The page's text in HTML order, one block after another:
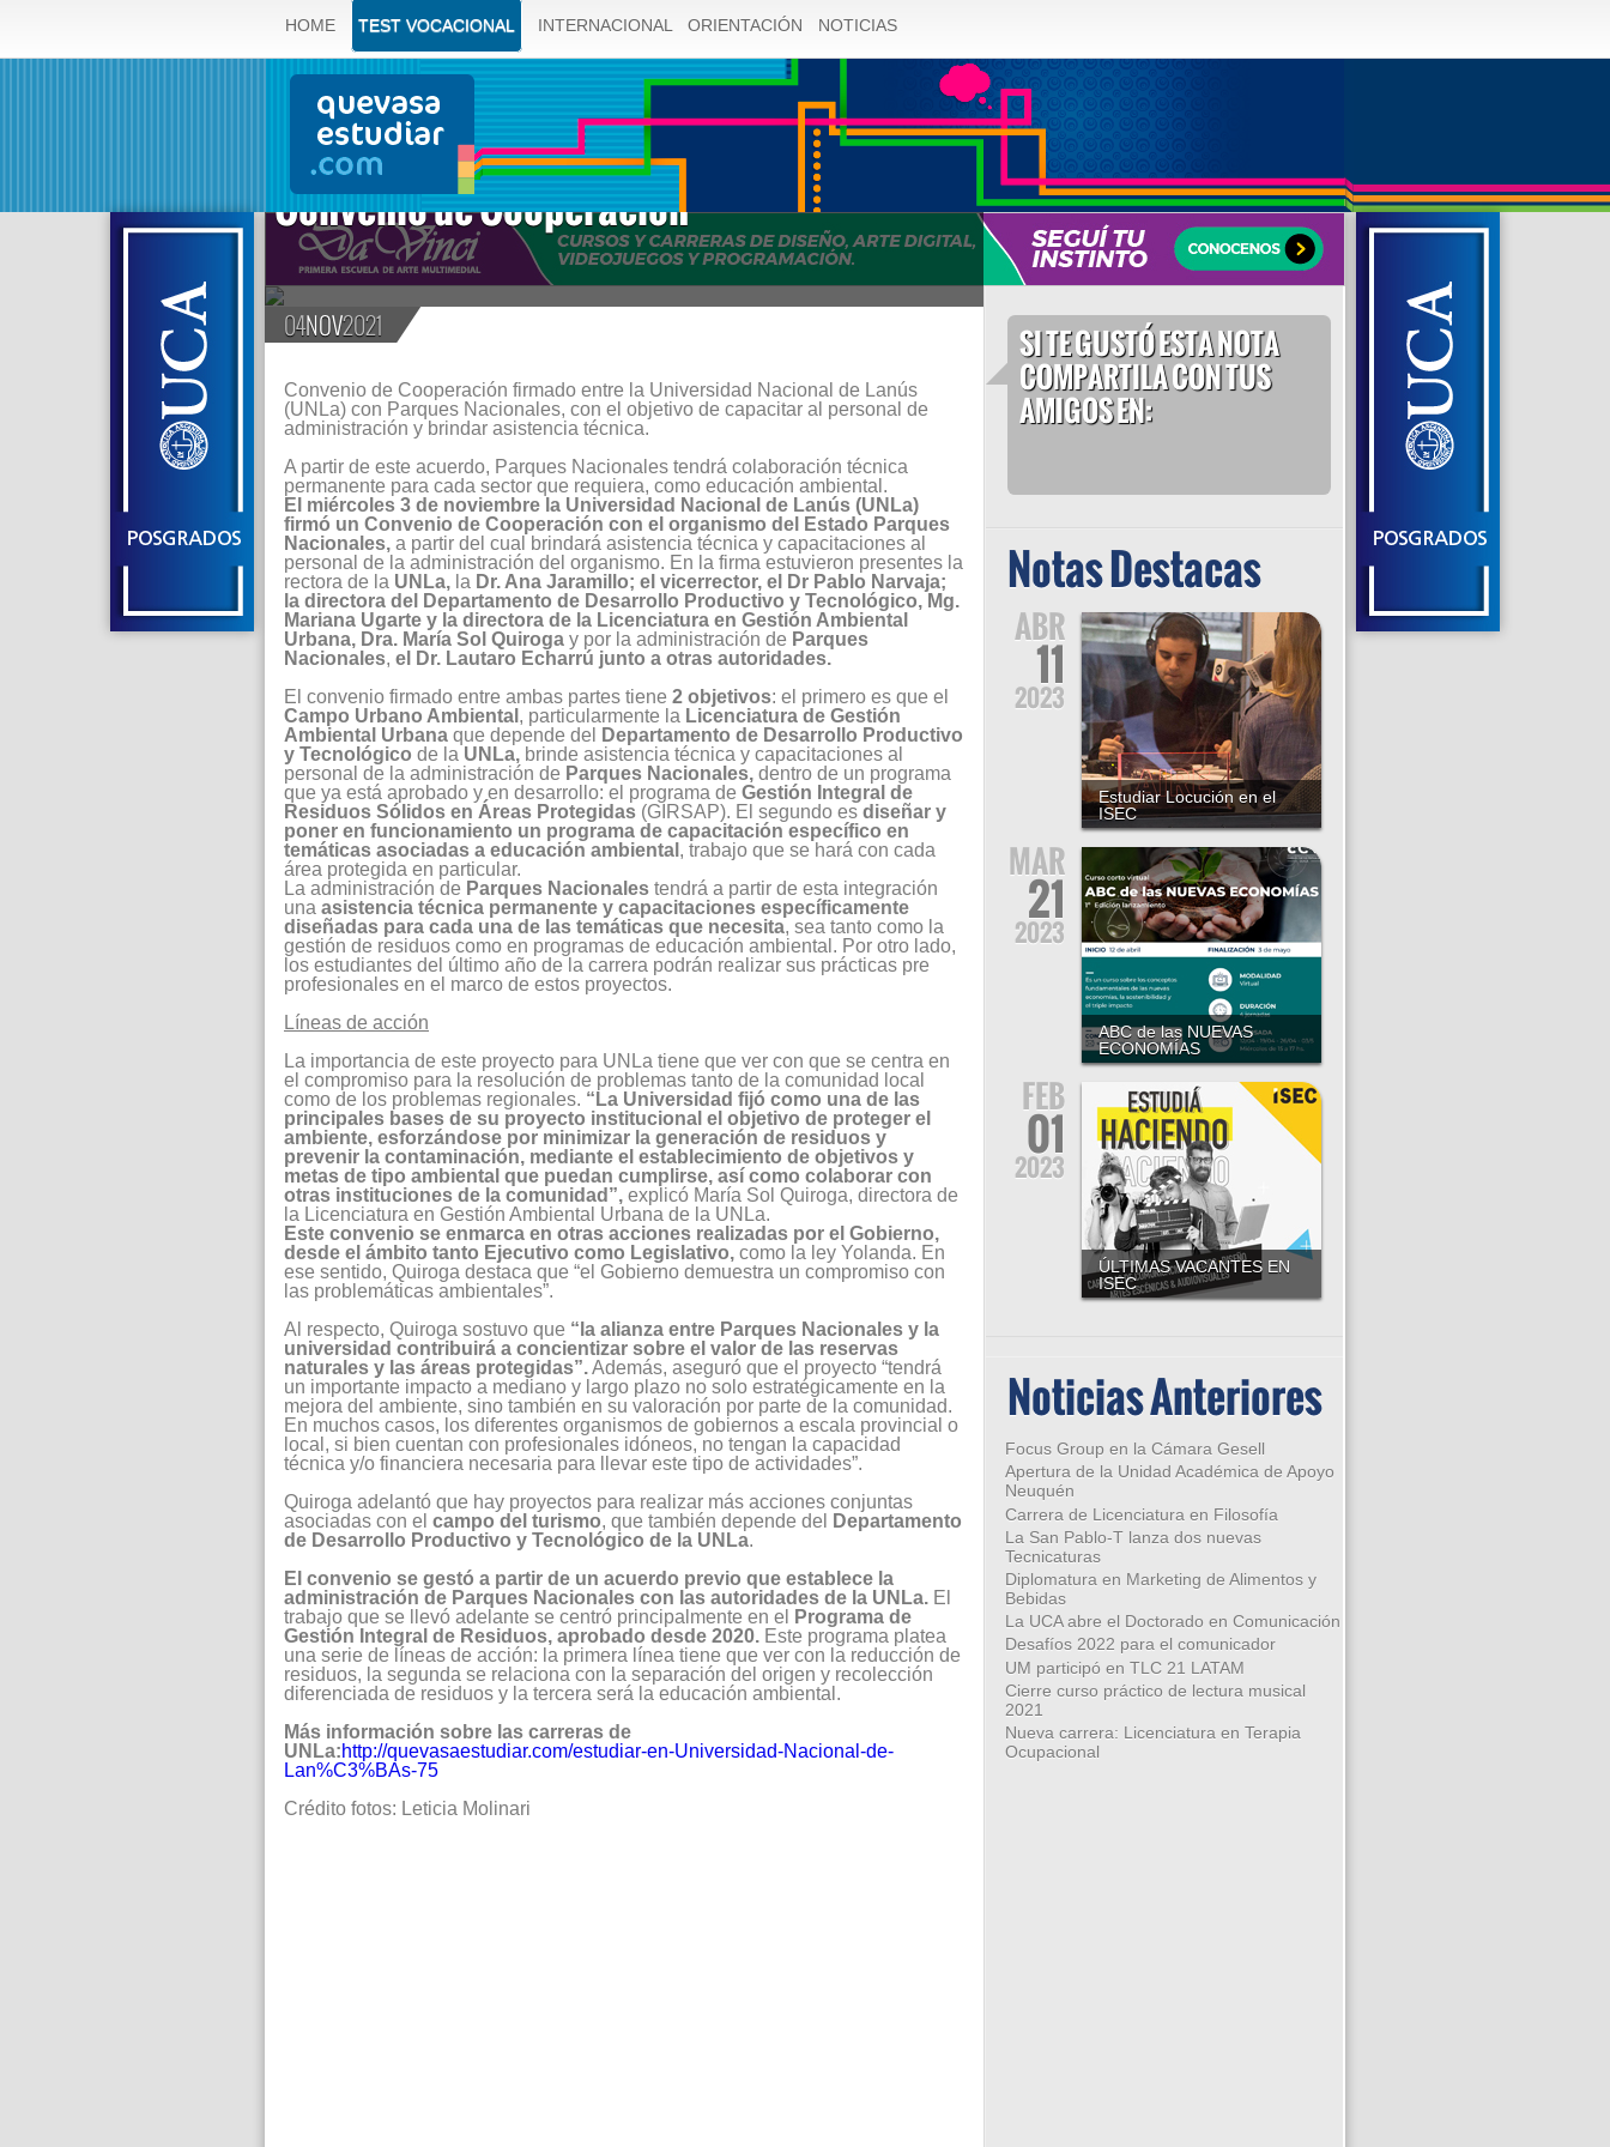
HOME TEST VOCACIONAL INTERNACIONAL ORIENTACIÓN NOTICIAS
Convenio de Cooperación
04NOV2021
Convenio de Cooperación firmado entre la Universidad Nacional de Lanús
(UNLa) con Parques Nacionales, con el objetivo de capacitar al personal de
administración y brindar asistencia técnica.
A partir de este acuerdo, Parques Nacionales tendrá colaboración técnica
permanente para cada sector que requiera, como educación ambiental.
El miércoles 3 de noviembre la Universidad Nacional de Lanús (UNLa)
firmó un Convenio de Cooperación con el organismo del Estado Parques
Nacionales, a partir del cual brindará asistencia técnica y capacitaciones al
personal de la administración del organismo. En la firma estuvieron presentes la
rectora de la UNLa, la Dr. Ana Jaramillo; el vicerrector, el Dr Pablo Narvaja;
la directora del Departamento de Desarrollo Productivo y Tecnológico, Mg.
Mariana Ugarte y la directora de la Licenciatura en Gestión Ambiental
Urbana, Dra. María Sol Quiroga y por la administración de Parques
Nacionales, el Dr. Lautaro Echarrú junto a otras autoridades.
El convenio firmado entre ambas partes tiene 2 objetivos: el primero es que el
Campo Urbano Ambiental , particularmente la Licenciatura de Gestión
Ambiental Urbana que depende del
Departamento de Desarrollo Productivo
y Tecnológico de la UNLa, brinde asistencia técnica y capacitaciones al
personal de la administración de Parques Nacionales, dentro de un programa
que ya está aprobado y en desarrollo: el programa de Gestión Integral de
Residuos Sólidos en Áreas Protegidas (GIRSAP). El segundo es diseñar y
poner en funcionamiento un programa de capacitación específico en
temáticas asociadas a educación ambiental , trabajo que se hará con cada
área protegida en particular.
La administración de Parques Nacionales tendrá a partir de esta integración
una asistencia técnica permanente y capacitaciones específicamente
diseñadas para cada una de las temáticas que necesita, sea tanto como la
gestión de residuos como en programas de educación ambiental. Por otro lado,
los estudiantes del último año de la carrera podrán realizar sus prácticas pre
profesionales en el marco de estos proyectos.
Líneas de acción
La importancia de este proyecto para UNLa tiene que ver con que se centra en
el compromiso para la resolución de problemas tanto de la comunidad local
como de los problemas regionales. “La Universidad fijó como una de las
principales bases de su proyecto institucional el objetivo de proteger el
ambiente, esforzándose por minimizar la generación de residuos y
prevenir la contaminación, mediante el establecimiento de objetivos y
metas de tipo ambiental que puedan cumplirse, así como colaborar con
otras instituciones de la comunidad”, explicó María Sol Quiroga, directora de
la Licenciatura en Gestión Ambiental Urbana de la UNLa.
Este convenio se enmarca en otras acciones realizadas por el Gobierno,
desde el ámbito tanto Ejecutivo como Legislativo, como la ley Yolanda. En
ese sentido, Quiroga destaca que “el Gobierno demuestra un compromiso con
las problemáticas ambientales”.
Al respecto, Quiroga sostuvo que “la alianza entre Parques Nacionales y la
universidad contribuirá a concientizar sobre el valor de las reservas
naturales y las áreas protegidas”.Además, aseguró que el proyecto “tendrá
un importante impacto a mediano y largo plazo no solo estratégicamente en la
mejora del ambiente, sino también en su valoración por parte de la comunidad.
En muchos casos, los diferentes organismos de gobiernos a escala provincial o
local, si bien cuentan con profesionales idóneos, no tengan la capacidad
técnica y/o financiera necesaria para llevar este tipo de actividades”.
Quiroga adelantó que hay proyectos para realizar más acciones conjuntas
asociadas con el campo del turismo, que también depende del
Departamento
de Desarrollo Productivo y Tecnológico de la UNLa.
El convenio se gestó a partir de un acuerdo previo que establece la
administración de Parques Nacionales con las autoridades de la UNLa. El
trabajo que se llevó adelante se centró principalmente en el
Programa de
Gestión Integral de Residuos, aprobado desde 2020. Este programa platea
una serie de líneas de acción: la primera línea tiene que ver con la reducción de
residuos, la segunda se relaciona con la separación del origen y recolección
diferenciada de residuos y la tercera será la educación ambiental.
Más información sobre las carreras de
UNLa:http://quevasaestudiar.com/estudiar-en-Universidad-Nacional-de-
Lan%C3%BAs-75
Crédito fotos: Leticia Molinari
SI TE GUSTÓ ESTA NOTA
COMPARTILA CON TUS
AMIGOS EN:
Notas Destacas
ABR
11
2023
Estudiar Locución en el
ISEC
Instituto Sudamericano para la
Enseñanza de la Comunicación
MAR
21
2023
ABC de las NUEVAS
ECONOMÍAS
Universidad Católica Argentina -
FEB
01
2023
ÚLTIMAS VACANTES EN
ISEC
Noticias Anteriores
Focus Group en la Cámara Gesell
Apertura de la Unidad Académica de Apoyo
Neuquén
Carrera de Licenciatura en Filosofía
La San Pablo-T lanza dos nuevas
Tecnicaturas
Diplomatura en Marketing de Alimentos y
Bebidas
La UCA abre el Doctorado en Comunicación
Desafíos 2022 para el comunicador
UM participó en TLC 21 LATAM
Cierre curso práctico de lectura musical
2021
Nueva carrera: Licenciatura en Terapia
Ocupacional